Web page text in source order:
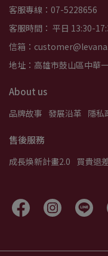
客服專線：07-5228656
客服時間： 平日 13:30-
信箱：
地址：高雄市鼓山區中華
About us
品牌故事 發展沿革 隱私
售後服務
成長煥新計畫2.0 買貴退